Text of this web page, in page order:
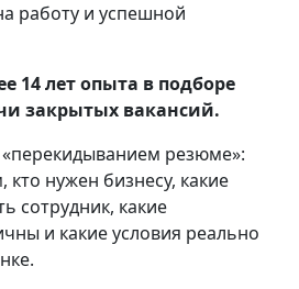
работу и успешной
14 лет опыта в подборе
закрытых вакансий.
резюме»:
кто нужен бизнесу, какие
сотрудник, какие
и какие условия реально